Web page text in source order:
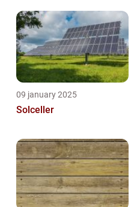
09 january 2025
Solceller